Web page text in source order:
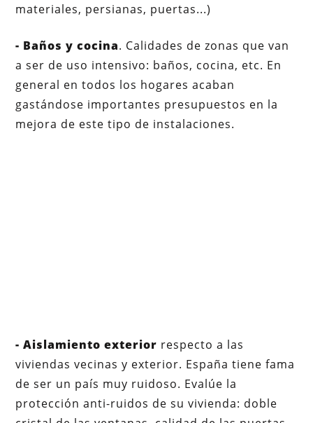
materiales, persianas, puertas...)
- Baños y cocina. Calidades de zonas que van
a ser de uso intensivo: baños, cocina, etc. En
general en todos los hogares acaban
gastándose importantes presupuestos en la
mejora de este tipo de instalaciones.
- Aislamiento exterior respecto a las
viviendas vecinas y exterior. España tiene fama
de ser un país muy ruidoso. Evalúe la
protección anti-ruidos de su vivienda: doble